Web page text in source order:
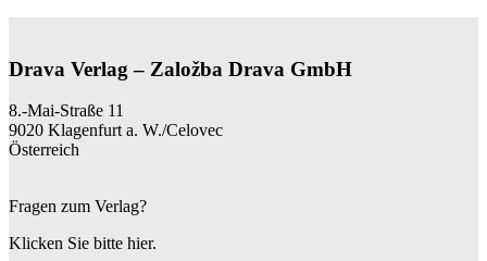
Drava Verlag – Založba Drava GmbH
8.-Mai-Straße 11
9020 Klagenfurt a. W./Celovec
Österreich
Fragen zum Verlag?
Klicken Sie bitte hier.